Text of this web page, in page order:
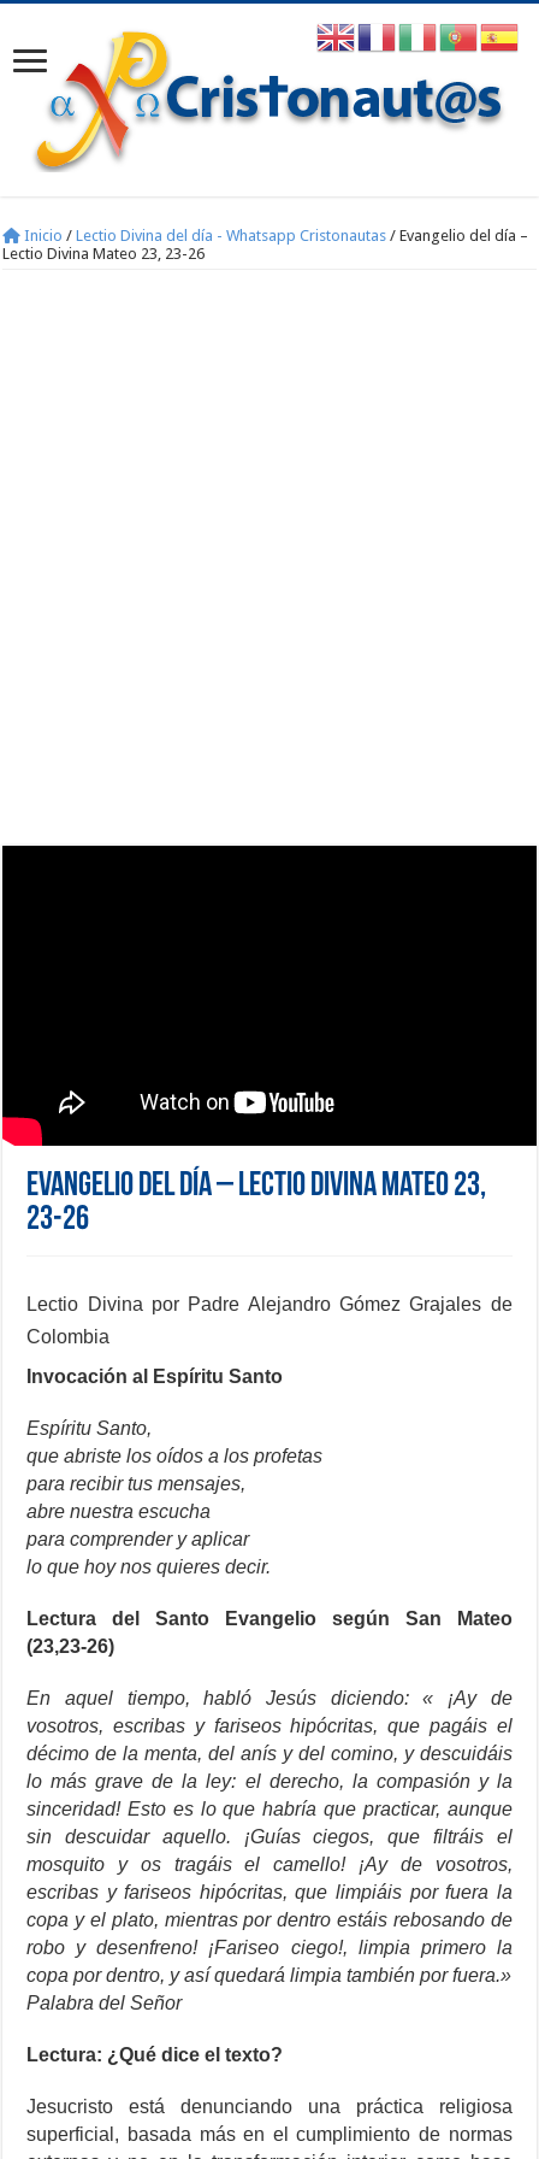
Inicio / Lectio Divina del día - Whatsapp Cristonautas / Evangelio del día –
Lectio Divina Mateo 23, 23-26
Evangelio del día – Lectio Divina Mateo 23,
23-26
Lectio Divina por Padre Alejandro Gómez Grajales de
Colombia
Invocación al Espíritu Santo
Espíritu Santo,
que abriste los oídos a los profetas
para recibir tus mensajes,
abre nuestra escucha
para comprender y aplicar
lo que hoy nos quieres decir.
Lectura del Santo Evangelio según San Mateo
(23,23-26)
En aquel tiempo, habló Jesús diciendo: « ¡Ay de
vosotros, escribas y fariseos hipócritas, que pagáis el
décimo de la menta, del anís y del comino, y descuidáis
lo más grave de la ley: el derecho, la compasión y la
sinceridad! Esto es lo que habría que practicar, aunque
sin descuidar aquello. ¡Guías ciegos, que filtráis el
mosquito y os tragáis el camello! ¡Ay de vosotros,
escribas y fariseos hipócritas, que limpiáis por fuera la
copa y el plato, mientras por dentro estáis rebosando de
robo y desenfreno! ¡Fariseo ciego!, limpia primero la
copa por dentro, y así quedará limpia también por fuera.»
Palabra del Señor
Lectura: ¿Qué dice el texto?
Jesucristo está denunciando una práctica religiosa
superficial, basada más en el cumplimiento de normas